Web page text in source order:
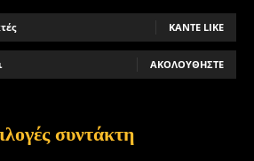
ΚΆΝΤΕ LIKE
ΑΚΟΛΟΥΘΉΣΤΕ
συντάκτη